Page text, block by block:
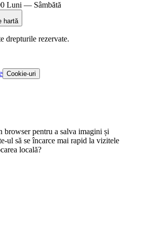
Luni — Sâmbătă
hartă
drepturile rezervate.
Cookie-uri
browser pentru a salva imagini și
ul să se încarce mai rapid la vizitele
locală?